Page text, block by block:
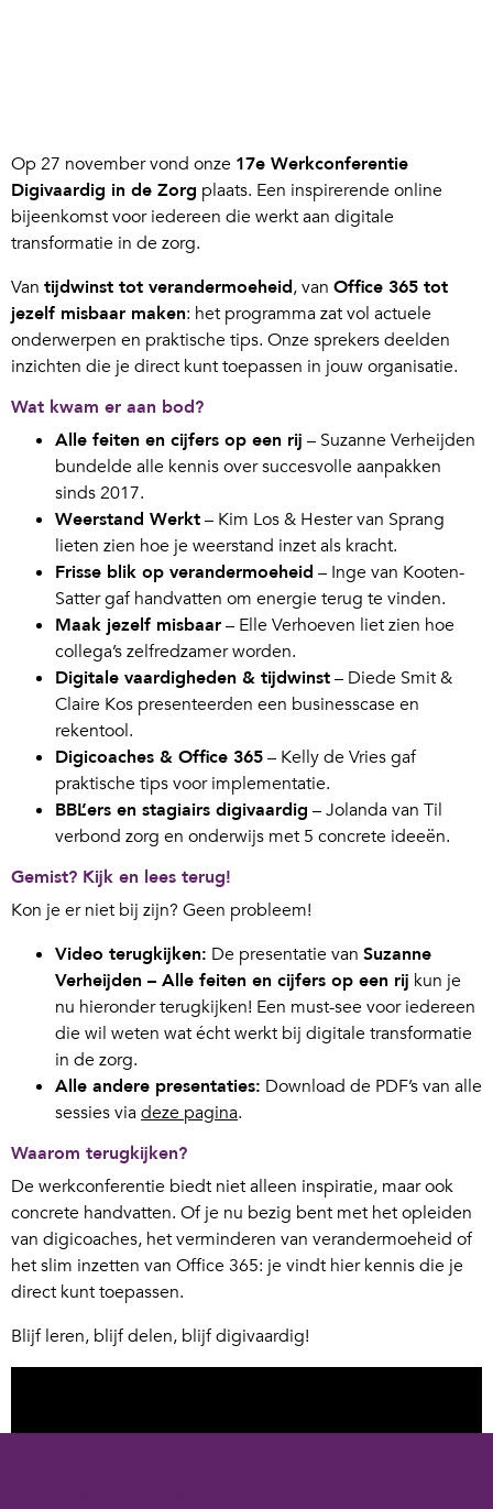
Op 27 november vond onze 17e Werkconferentie
Digivaardig in de Zorg plaats. Een inspirerende online
bijeenkomst voor iedereen die werkt aan digitale
transformatie in de zorg.
Van tijdwinst tot verandermoeheid, van Office 365 tot
jezelf misbaar maken: het programma zat vol actuele
onderwerpen en praktische tips. Onze sprekers deelden
inzichten die je direct kunt toepassen in jouw organisatie.
Wat kwam er aan bod?
Alle feiten en cijfers op een rij – Suzanne Verheijden
bundelde alle kennis over succesvolle aanpakken
sinds 2017.
Weerstand Werkt– Kim Los & Hester van Sprang
lieten zien hoe je weerstand inzet als kracht.
Frisse blik op verandermoeheid – Inge van Kooten-
Satter gaf handvatten om energie terug te vinden.
Maak jezelf misbaar– Elle Verhoeven liet zien hoe
collega’s zelfredzamer worden.
Digitale vaardigheden & tijdwinst– Diede Smit &
Claire Kos presenteerden een businesscase en
rekentool.
Digicoaches & Office 365– Kelly de Vries gaf
praktische tips voor implementatie.
BBL’ers en stagiairs digivaardig – Jolanda van Til
verbond zorg en onderwijs met 5 concrete ideeën.
Gemist? Kijk en lees terug!
Kon je er niet bij zijn? Geen probleem!
Video terugkijken: De presentatie van Suzanne
Verheijden – Alle feiten en cijfers op een rij kun je
nu hieronder terugkijken! Een must-see voor iedereen
die wil weten wat écht werkt bij digitale transformatie
in de zorg.
Alle andere presentaties: Download de PDF’s van alle
sessies via deze pagina.
Waarom terugkijken?
De werkconferentie biedt niet alleen inspiratie, maar ook
concrete handvatten. Of je nu bezig bent met het opleiden
van digicoaches, het verminderen van verandermoeheid of
het slim inzetten van Office 365: je vindt hier kennis die je
direct kunt toepassen.
Blijf leren, blijf delen, blijf digivaardig!